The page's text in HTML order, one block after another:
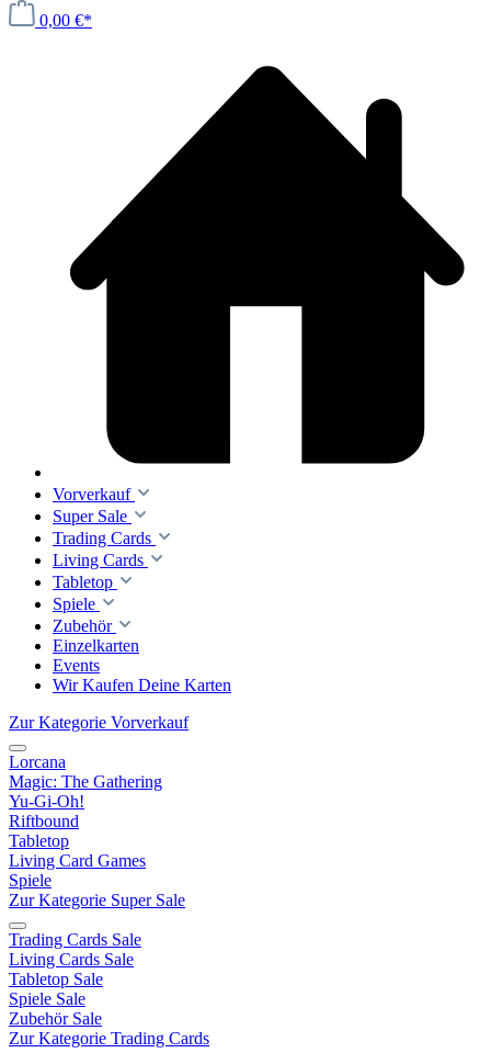
0,00 €*
Vorverkauf
Super Sale
Trading Cards
Living Cards
Tabletop
Spiele
Zubehör
Einzelkarten
Events
Wir Kaufen Deine Karten
Zur Kategorie Vorverkauf
Lorcana
Magic: The Gathering
Yu-Gi-Oh!
Riftbound
Tabletop
Living Card Games
Spiele
Zur Kategorie Super Sale
Trading Cards Sale
Living Cards Sale
Tabletop Sale
Spiele Sale
Zubehör Sale
Zur Kategorie Trading Cards